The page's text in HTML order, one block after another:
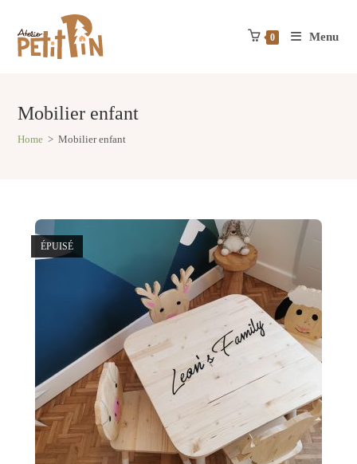
content
0 Menu
Mobilier enfant
Home > Mobilier enfant
ÉPUISÉ